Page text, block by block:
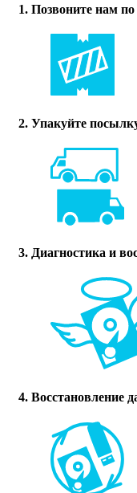
1. Позвоните нам
2. Упакуйте
3. Диагностика и
4. Восстановление